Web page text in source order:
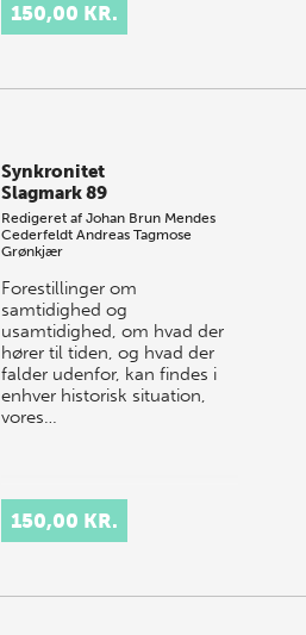
150,00 KR.
Synkronitet
Slagmark 89
Redigeret afJohan Brun Mendes
CederfeldtAndreas Tagmose
Grønkjær
Forestillinger om
samtidighed og
usamtidighed, om hvad der
hører til tiden, og hvad der
falder udenfor, kan findes i
enhver historisk situation,
vores…
150,00 KR.